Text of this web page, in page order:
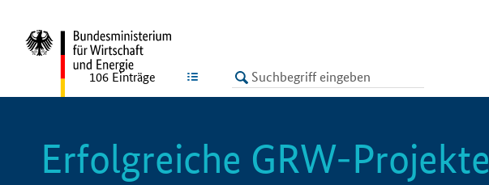
LISTE
106 Einträge
Erfolgreiche GRW-Projekte